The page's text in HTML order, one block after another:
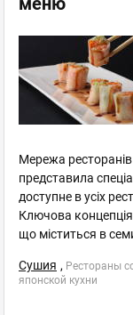
Мережа ресторанів
представила
доступне в усіх
Ключова концепція
що міститься в
Сушия , Рестораны
японской кухни